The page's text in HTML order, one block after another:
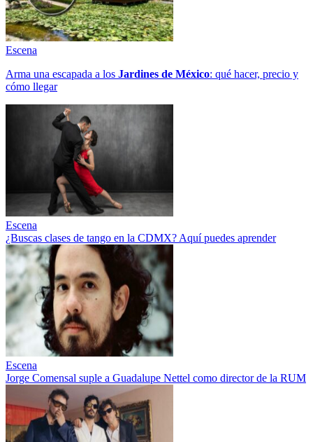
Escena
Arma una escapada a los Jardines de México: qué hacer, precio y
cómo llegar
Escena
¿Buscas clases de tango en la CDMX? Aquí puedes aprender
Escena
Jorge Comensal suple a Guadalupe Nettel como director de la RUM